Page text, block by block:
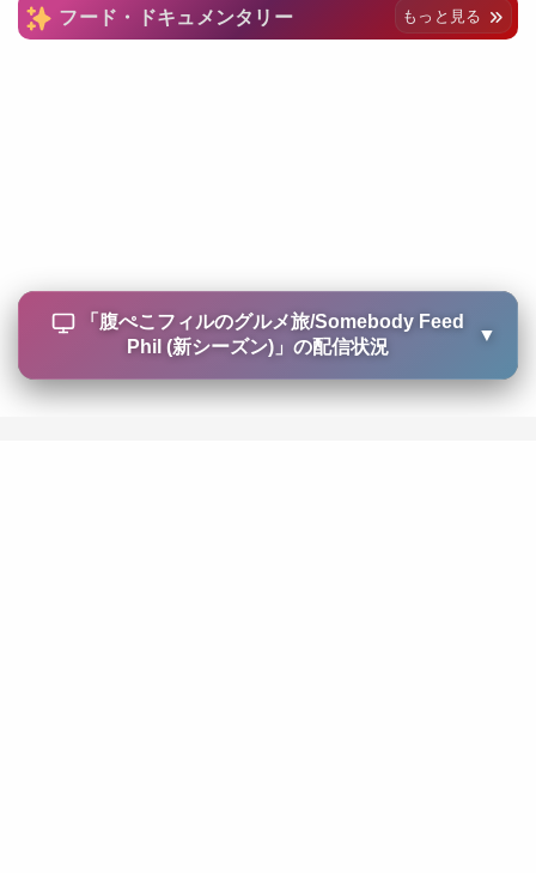
フード・ドキュメンタリー もっと見る
「 腹ぺこフィルのグルメ旅/Somebody Feed
Phil (新シーズン) 」の配信状況
▼